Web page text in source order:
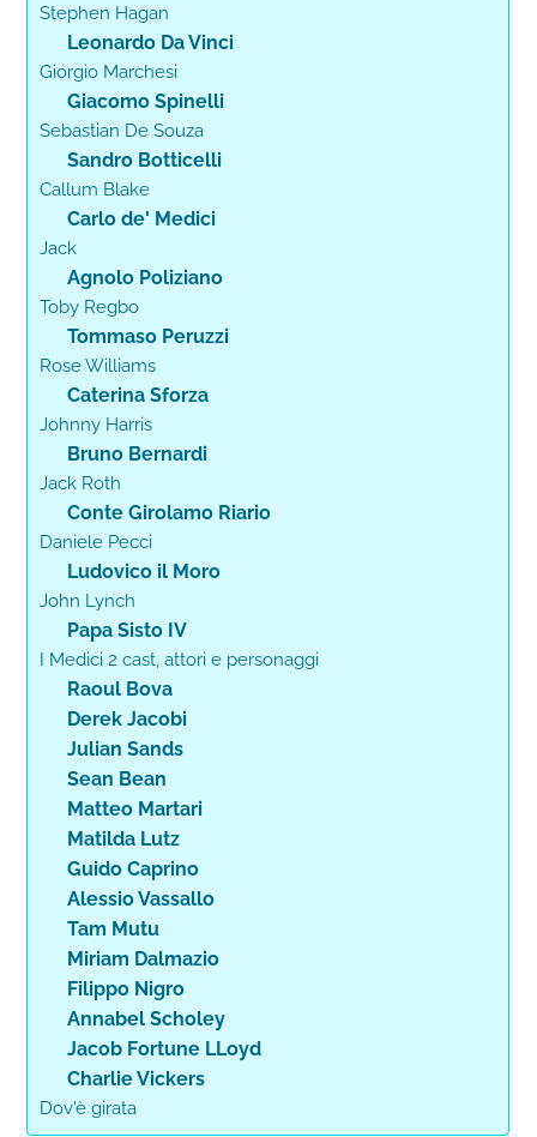
Stephen Hagan
Leonardo Da Vinci
Giorgio Marchesi
Giacomo Spinelli
Sebastian De Souza
Sandro Botticelli
Callum Blake
Carlo de' Medici
Jack
Agnolo Poliziano
Toby Regbo
Tommaso Peruzzi
Rose Williams
Caterina Sforza
Johnny Harris
Bruno Bernardi
Jack Roth
Conte Girolamo Riario
Daniele Pecci
Ludovico il Moro
John Lynch
Papa Sisto IV
I Medici 2 cast, attori e personaggi
Raoul Bova
Derek Jacobi
Julian Sands
Sean Bean
Matteo Martari
Matilda Lutz
Guido Caprino
Alessio Vassallo
Tam Mutu
Miriam Dalmazio
Filippo Nigro
Annabel Scholey
Jacob Fortune LLoyd
Charlie Vickers
Dov'è girata